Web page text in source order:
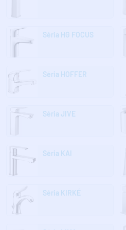
Séria HG FOCUS
Séria HOFFER
Séria JIVE
Séria KAI
Séria KIRKÉ